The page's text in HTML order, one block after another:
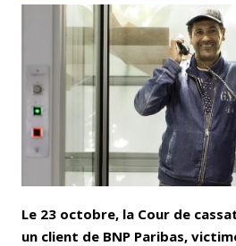
Email Facebook
Bluesky
Le 23 octobre, la Cour de
un client de BNP Paribas,